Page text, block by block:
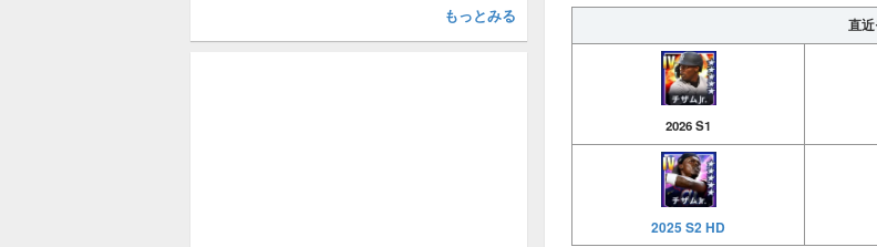
直
2026 S1
2025 S2 HD
もっとみる